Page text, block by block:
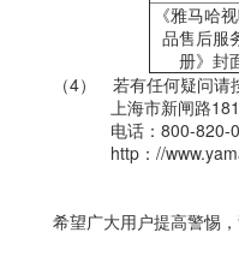
《雅马哈
品售后服
册》封
（4）
若有任何疑问请
上海市新闸路
电话：800-820-
http：//
希望广大用户提高警惕，